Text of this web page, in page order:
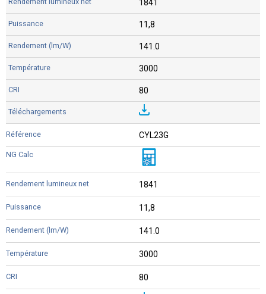
1841
11,8
141.0
3000
80
CYL23G
1841
11,8
141.0
3000
80